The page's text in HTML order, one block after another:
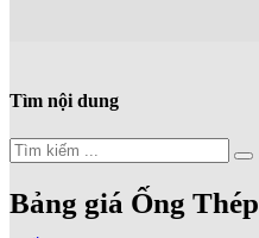
Tìm nội dung
Bảng giá Ống Thép